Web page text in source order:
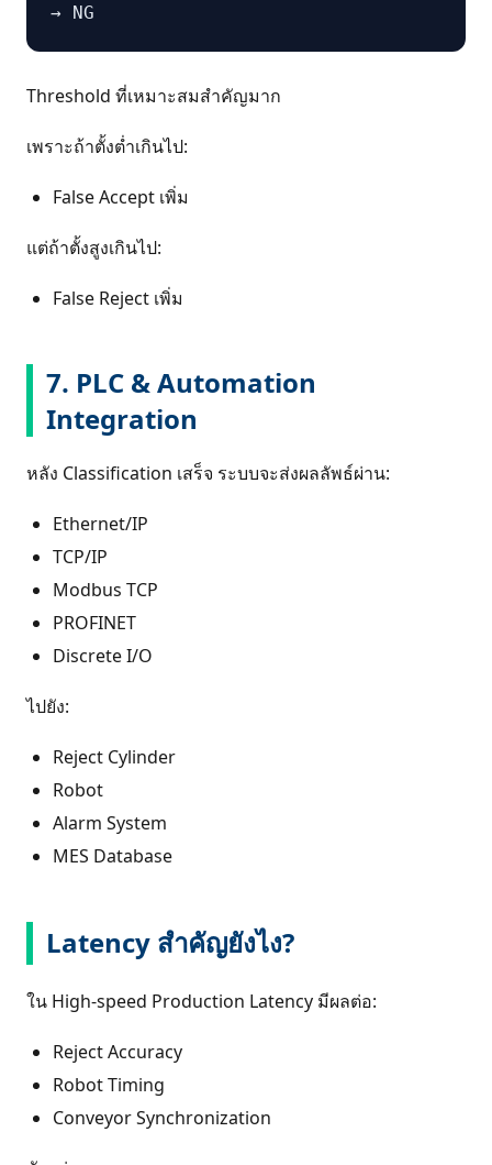
→ NG
Threshold ที่เหมาะสมสำคัญมาก
เพราะถ้าตั้งต่ำเกินไป:
False Accept เพิ่ม
แต่ถ้าตั้งสูงเกินไป:
False Reject เพิ่ม
7. PLC & Automation
Integration
หลัง Classification เสร็จ ระบบจะส่งผลลัพธ์ผ่าน:
Ethernet/IP
TCP/IP
Modbus TCP
PROFINET
Discrete I/O
ไปยัง:
Reject Cylinder
Robot
Alarm System
MES Database
Latency สำคัญยังไง?
ใน High-speed Production Latency มีผลต่อ:
Reject Accuracy
Robot Timing
Conveyor Synchronization